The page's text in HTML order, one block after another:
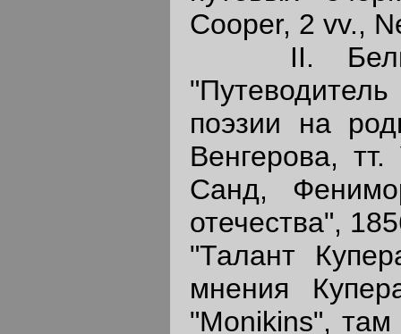
Cooper, 2 vv.,
II.
поэзии на
Венгерова,
Санд,
отечества",
"Талант
мнения
"Monikins",